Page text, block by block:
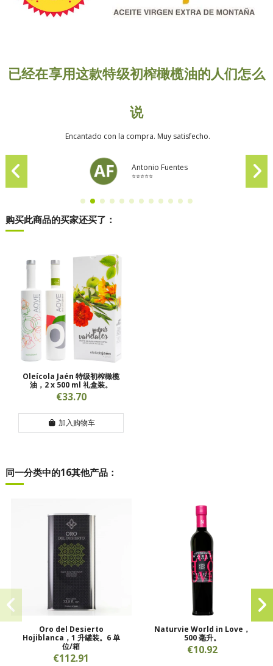
已经在享用这款特级初榨橄榄油的人们怎么
说
Encantado con la compra. Muy satisfecho.
Antonio Fuentes
⭐⭐⭐⭐⭐
购买此商品的买家还买了：
Oleícola Jaén 特级初榨橄榄
油，2 x 500 ml 礼盒装。
€33.70
加入购物车
同一分类中的16其他产品：
Oro del Desierto
Hojiblanca，1 升罐装。6 单
位/箱
€112.91
Naturvie World in Love，
500 毫升。
€10.92